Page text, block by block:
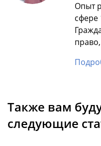
Опыт
сфере
Также вам
следующие